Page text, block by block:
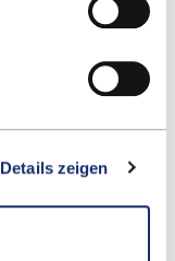
Details zeigen